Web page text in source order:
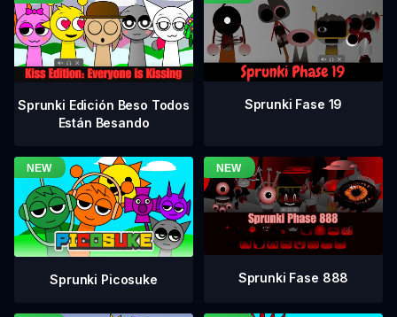
Sprunki Edición Beso Todos
Están Besando
Sprunki Fase 19
Sprunki Picosuke Sprunki Fase 888